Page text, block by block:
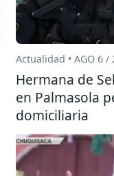
Actualidad • AGO 6 /
Hermana de
en Palmasola
domiciliaria